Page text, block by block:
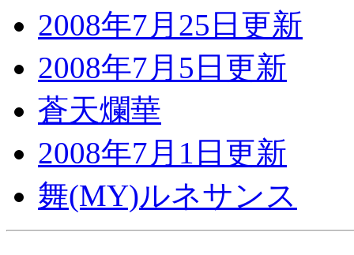
2008年7月25日更新
2008年7月5日更新
蒼天爛華
2008年7月1日更新
舞(MY)ルネサンス